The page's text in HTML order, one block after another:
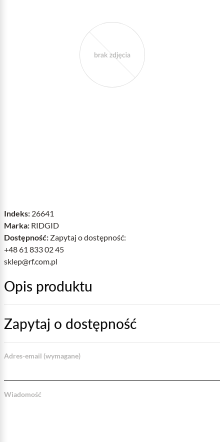
Indeks: 26641
Marka: RIDGID
Dostępność: Zapytaj o dostępność:
+48 61 833 02 45
sklep@rf.com.pl
Opis produktu
Zapytaj o dostępność
Adres-email (wymagane)
Wiadomość